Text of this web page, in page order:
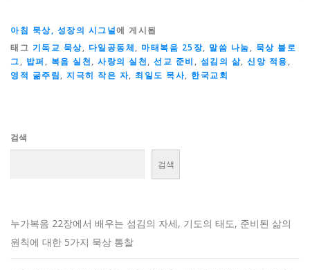
아침 묵상, 성장의 시그널에 게시됨
태그 기독교 묵상, 다일공동체, 마태복음 25장, 말씀 나눔, 묵상 블로
그, 밥퍼 , 복음 실천, 사랑의 실천, 선교 준비 , 섬김의 삶, 신앙 적용,
영적 굶주림, 지극히 작은 자, 최일도 목사, 한국교회
검색
검색
누가복음 22장에서 배우는 섬김의 자세, 기도의 태도, 준비된 삶의
원칙에 대한 5가지 묵상 통찰